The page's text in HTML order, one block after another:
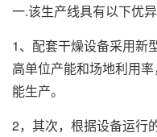
一.该生产线具有以下优异
1、配套干燥设备采用新
高单位产能和场地利用
能生产。
2，其次，根据设备运行